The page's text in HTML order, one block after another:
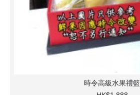
時令高級水果禮籃